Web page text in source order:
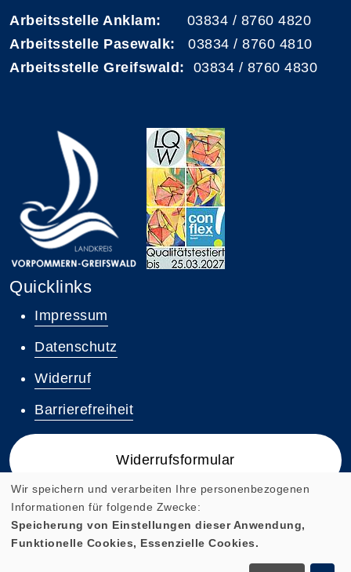
Arbeitsstelle Anklam: 03834 / 8760 4820
Arbeitsstelle Pasewalk: 03834 / 8760 4810
Arbeitsstelle Greifswald: 03834 / 8760 4830
Quicklinks
Impressum
Datenschutz
Widerruf
Barrierefreiheit
Widerrufsformular
Cookie Einstellungen
Wir speichern und verarbeiten Ihre personenbezogenen
Informationen für folgende Zwecke:
Speicherung von Einstellungen dieser Anwendung,
Funktionelle Cookies, Essenzielle Cookies.